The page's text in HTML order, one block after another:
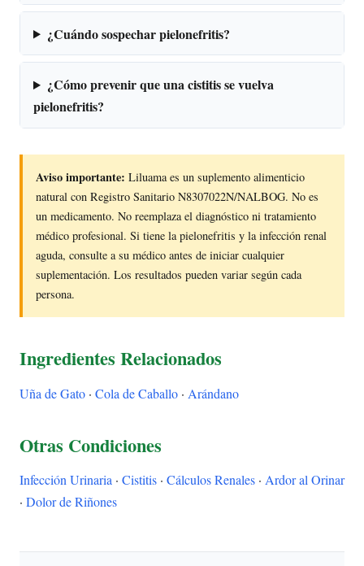
¿Cuándo sospechar pielonefritis?
¿Cómo prevenir que una cistitis se vuelva
pielonefritis?
Aviso importante: Liluama es un suplemento alimenticio
natural con Registro Sanitario N8307022N/NALBOG. No es
un medicamento. No reemplaza el diagnóstico ni tratamiento
médico profesional. Si tiene la pielonefritis y la infección renal
aguda, consulte a su médico antes de iniciar cualquier
suplementación. Los resultados pueden variar según cada
persona.
Ingredientes Relacionados
Uña de Gato · Cola de Caballo · Arándano
Otras Condiciones
Infección Urinaria · Cistitis · Cálculos Renales · Ardor al Orinar
· Dolor de Riñones